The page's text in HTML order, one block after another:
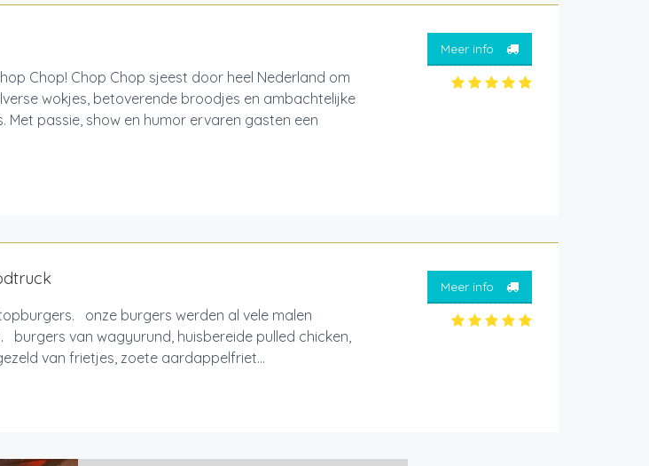
Chop! Chop Chop sjeest door heel Nederland om
wokjes, betoverende broodjes en ambachtelijke
Met passie, show en humor ervaren gasten een
Meer info
onze burgers werden al vele malen
van wagyurund, huisbereide pulled chicken,
van frietjes, zoete aardappelfriet...
Meer info